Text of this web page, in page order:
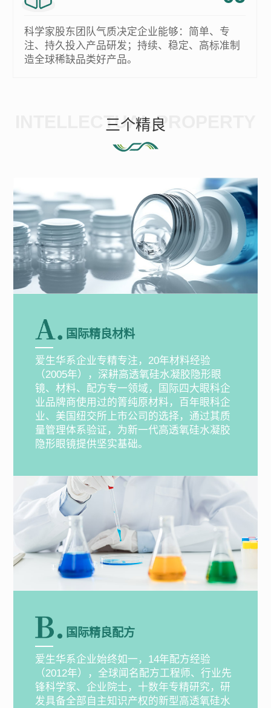
科学家股东团队气质决定企业能够：简单、专
注、持久投入产品研发；持续、稳定、高标准制
造全球稀缺品类好产品。
INTELLECTUAL PROPERTY
三个精良
国际精良材料
爱生华系企业专精专注，20年材料经验
（2005年），深耕高透氧硅水凝胶隐形眼
镜、材料、配方专一领域，国际四大眼科企
业品牌商使用过的箐纯原材料，百年眼科企
业、美国纽交所上市公司的选择，通过其质
量管理体系验证，为新一代高透氧硅水凝胶
隐形眼镜提供坚实基础。
国际精良配方
爱生华系企业始终如一，14年配方经验
（2012年），全球闻名配方工程师、行业先
锋科学家、企业院士，十数年专精研究，研
发具备全部自主知识产权的新型高透氧硅水